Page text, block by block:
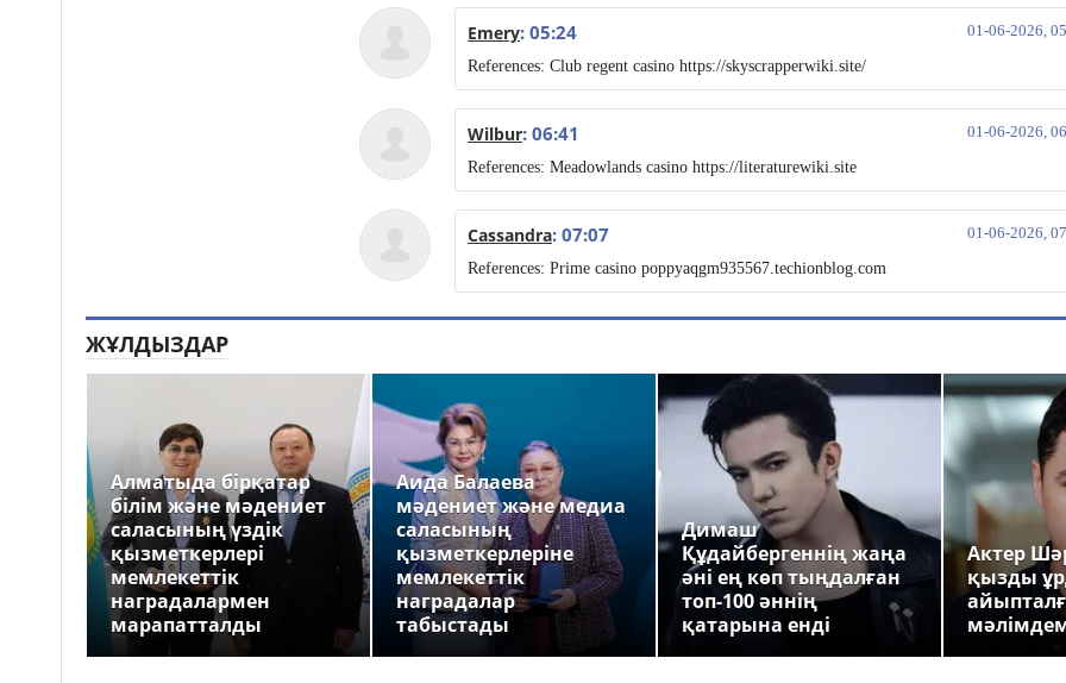
Emery 01-06-2026,
: 05:24
References: Club regent casino https://skyscrapperwiki.site/
Wilbur 01-06-2026,
: 06:41
References: Meadowlands casino https://literaturewiki.site
Cassandra 01-06-2026,
: 07:07
References: Prime casino poppyaqgm935567.techionblog.com
ЖҰЛДЫЗДАР
Алматыда бірқатар
білім және мәдениет
саласының үздік
қызметкерлері
мемлекеттік
наградалармен
марапатталды
Аида Балаева
мәдениет және медиа
саласының
қызметкерлеріне
мемлекеттік
наградалар
табыстады
Димаш
Құдайбергеннің жаңа
әні ең көп тыңдалған
топ-100 әннің
қатарына енді
Актер
қызды